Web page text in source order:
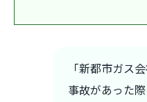
「新都市ガス
事故があった